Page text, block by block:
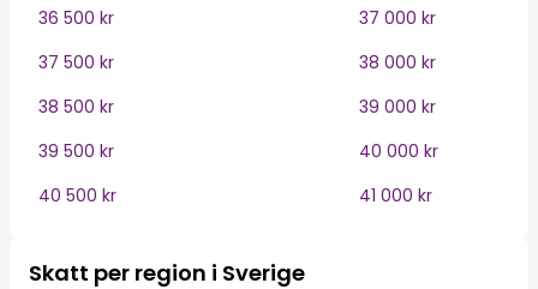
36 500 kr
37 000 kr
37 500 kr
38 000 kr
38 500 kr
39 000 kr
39 500 kr
40 000 kr
40 500 kr
41 000 kr
Skatt per region i Sverige